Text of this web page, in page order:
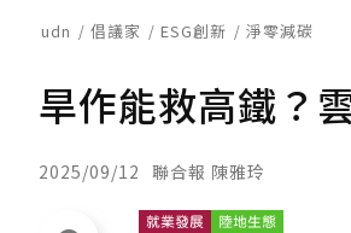
udn 倡議家 ESG創新 淨零減碳
旱作能救高鐵？
2025/09/12 聯合報 陳雅玲